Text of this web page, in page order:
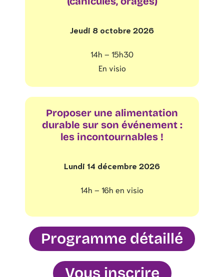
Jeudi 8 octobre 2026
14h – 15h30
En visio
Proposer une alimentation
durable sur son événement :
les incontournables !
Lundi 14 décembre 2026
14h – 16h en visio
Programme détaillé
Vous inscrire